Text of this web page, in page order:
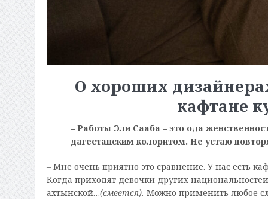
О хороших
кафтане
– Работы Эли Сааба – это ода
дагестанским колоритом. Не устаю
– Мне очень приятно это сравнение. У нас есть
Когда приходят девочки других
ахтынской…(смеется).Можно применить любое